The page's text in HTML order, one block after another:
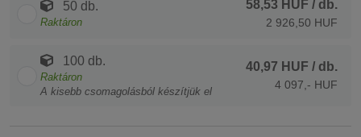
50 db.
Raktáron
58,53 HUF / db.
2 926,50 HUF
100 db.
Raktáron
A kisebb csomagolásból készítjük el
40,97 HUF / db.
4 097,- HUF